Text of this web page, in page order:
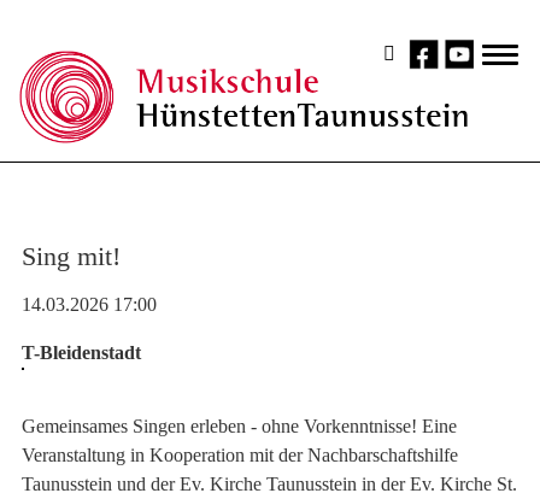
Sing mit!
14.03.2026 17:00
T-Bleidenstadt
Gemeinsames Singen erleben - ohne Vorkenntnisse! Eine
Veranstaltung in Kooperation mit der Nachbarschaftshilfe
Taunusstein und der Ev. Kirche Taunusstein in der Ev. Kirche St.